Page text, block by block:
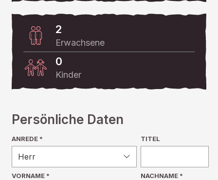
2
Erwachsene
0
Kinder
Persönliche Daten
ANREDE * TITEL
VORNAME * NACHNAME *